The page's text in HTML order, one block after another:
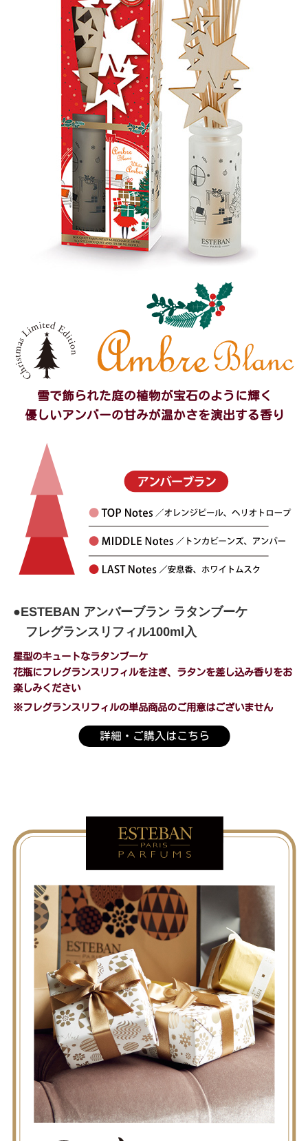
雪で飾られた庭の植物が宝石のように輝く
優しいアンバーの甘みが温かさを演出する香り
●ESTEBAN アンバーブラン ラタンブーケ
フレグランスリフィル100ml入
星型のキュートなラタンブーケ
花瓶にフレグランスリフィルを注ぎ、ラタンを差し込み香りをお
楽しみください
※フレグランスリフィルの単品商品のご用意はございません
詳細・ご購入はこちら